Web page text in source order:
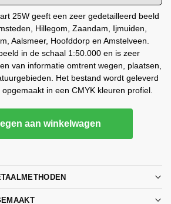
25W geeft een zeer gedetailleerd beeld
Hillegom, Zaandam, Ijmuiden,
Aalsmeer, Hoofddorp en Amstelveen.
in de schaal 1:50.000 en is zeer
van informatie omtrent wegen, plaatsen,
Het bestand wordt geleverd
in een CMYK kleuren profiel.
aan winkelwagen